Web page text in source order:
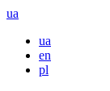
ua
ua
en
pl